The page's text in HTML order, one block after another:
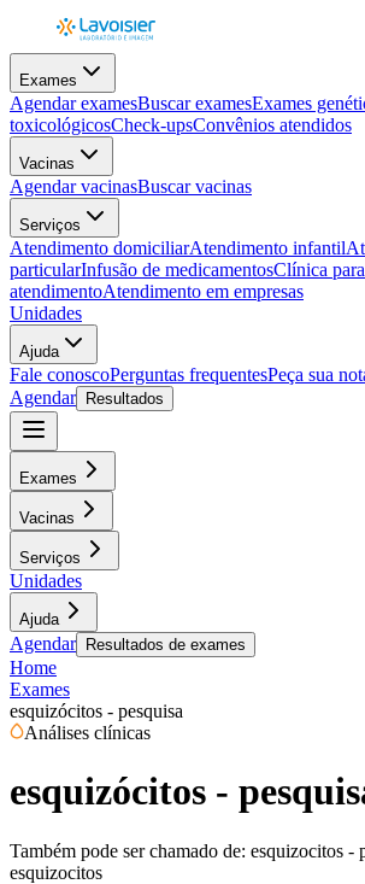
Exames
Agendar examesBuscar examesExames
toxicológicosCheck-upsConvênios atendidos
Vacinas
Agendar vacinasBuscar vacinas
Serviços
Atendimento domiciliarAtendimento infantil
particularInfusão de medicamentosClínica
atendimentoAtendimento em empresas
Unidades
Ajuda
Fale conoscoPerguntas frequentesPeça sua
Agendar
Resultados
Exames
Vacinas
Serviços
Unidades
Ajuda
Agendar Resultados de exames
Home
Exames
esquizócitos - pesquisa
Análises clínicas
esquizócitos -
Também pode ser chamado de: esquizocitos -
esquizocitos